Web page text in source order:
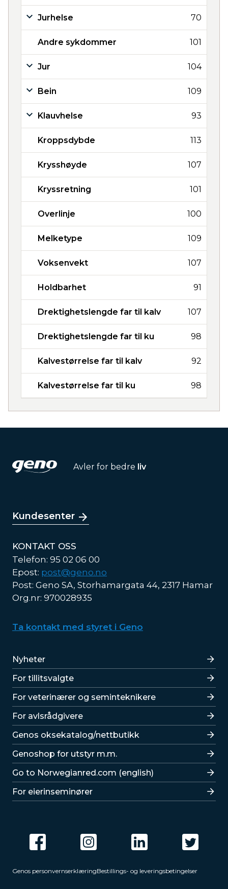
Jurhelse 70
Andre sykdommer 101
Jur 104
Bein 109
Klauvhelse 93
Kroppsdybde 113
Krysshøyde 107
Kryssretning 101
Overlinje 100
Melketype 109
Voksenvekt 107
Holdbarhet 91
Drektighetslengde far til kalv 107
Drektighetslengde far til ku 98
Kalvestørrelse far til kalv 92
Kalvestørrelse far til ku 98
Avler for bedre liv
Kundesenter
KONTAKT OSS
Telefon: 95 02 06 00
Epost: post@geno.no
Post: Geno SA, Storhamargata 44, 2317 Hamar
Org.nr: 970028935
Ta kontakt med styret i Geno
Lenker
Nyheter
For tillitsvalgte
For veterinærer og seminteknikere
For avlsrådgivere
Lenker
Genos oksekatalog/nettbutikk
Genoshop for utstyr m.m.
Go to Norwegianred.com (english)
For eierinseminører
Genos personvernserklæringBestillings- og leveringsbetingelser